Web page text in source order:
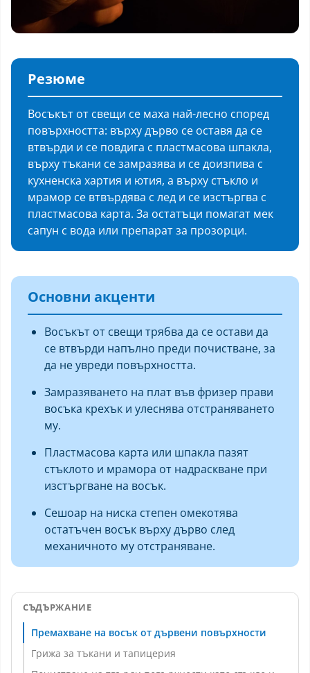
Резюме
Восъкът от свещи се маха най-лесно според
повърхността: върху дърво се оставя да се
втвърди и се повдига с пластмасова шпакла,
върху тъкани се замразява и се доизпива с
кухненска хартия и ютия, а върху стъкло и
мрамор се втвърдява с лед и се изстъргва с
пластмасова карта. За остатъци помагат мек
сапун с вода или препарат за прозорци.
Основни акценти
Восъкът от свещи трябва да се остави да
се втвърди напълно преди почистване, за
да не увреди повърхността.
Замразяването на плат във фризер прави
восъка крехък и улеснява отстраняването
му.
Пластмасова карта или шпакла пазят
стъклото и мрамора от надраскване при
изстъргване на восък.
Сешоар на ниска степен омекотява
остатъчен восък върху дърво след
механичното му отстраняване.
СЪДЪРЖАНИЕ
Премахване на восък от дървени повърхности
Грижа за тъкани и тапицерия